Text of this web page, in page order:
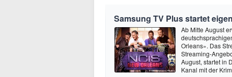
Samsung TV Plus startet
Ab Mitte August
Orleans». Das
Streaming-
August, startet in
Kanal mit der